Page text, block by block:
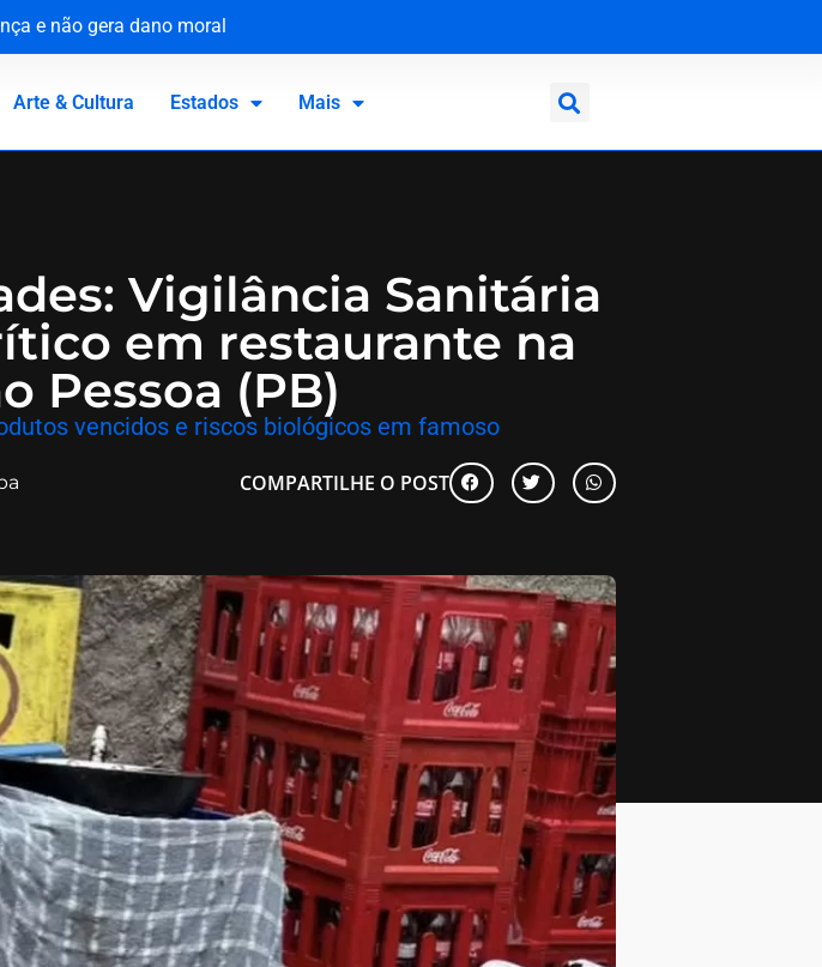
e não gera dano moral
a defesa da saúde pública
do ataque atômico
Arte & Cultura Estados Mais
Vigilância Sanitária
em restaurante na
Pessoa (PB)
vencidos e riscos biológicos em famoso
COMPARTILHE O POST